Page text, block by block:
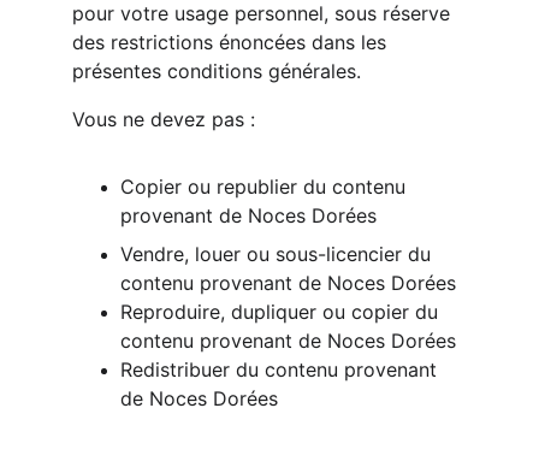
pour votre usage personnel, sous réserve
des restrictions énoncées dans les
présentes conditions générales.
Vous ne devez pas :
Copier ou republier du contenu
provenant de Noces Dorées
Vendre, louer ou sous-licencier du
contenu provenant de Noces Dorées
Reproduire, dupliquer ou copier du
contenu provenant de Noces Dorées
Redistribuer du contenu provenant
de Noces Dorées